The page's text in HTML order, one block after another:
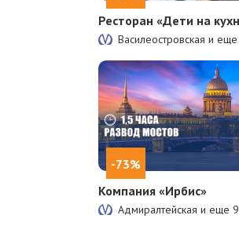
Ресторан «Дети на
Василеостровская и еще
-73%
Компания «Ирбис»
Адмиралтейская и еще 9